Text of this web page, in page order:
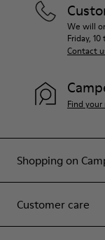
Shopping on
Customer care
We will
Friday,
Contact
Find